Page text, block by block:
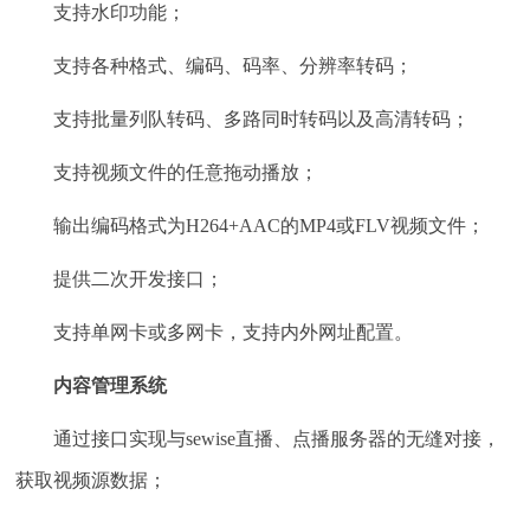
支持水印功能；
支持各种格式、编码、码率、分辨率转码；
支持批量列队转码、多路同时转码以及高清转码；
支持视频文件的任意拖动播放；
输出编码格式为H264+AAC的MP4或FLV视频文件；
提供二次开发接口；
支持单网卡或多网卡，支持内外网址配置。
内容管理系统
通过接口实现与sewise直播、点播服务器的无缝对接，
获取视频源数据；